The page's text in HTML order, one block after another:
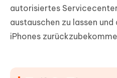
autorisiertes
austauschen zu lassen
iPhones